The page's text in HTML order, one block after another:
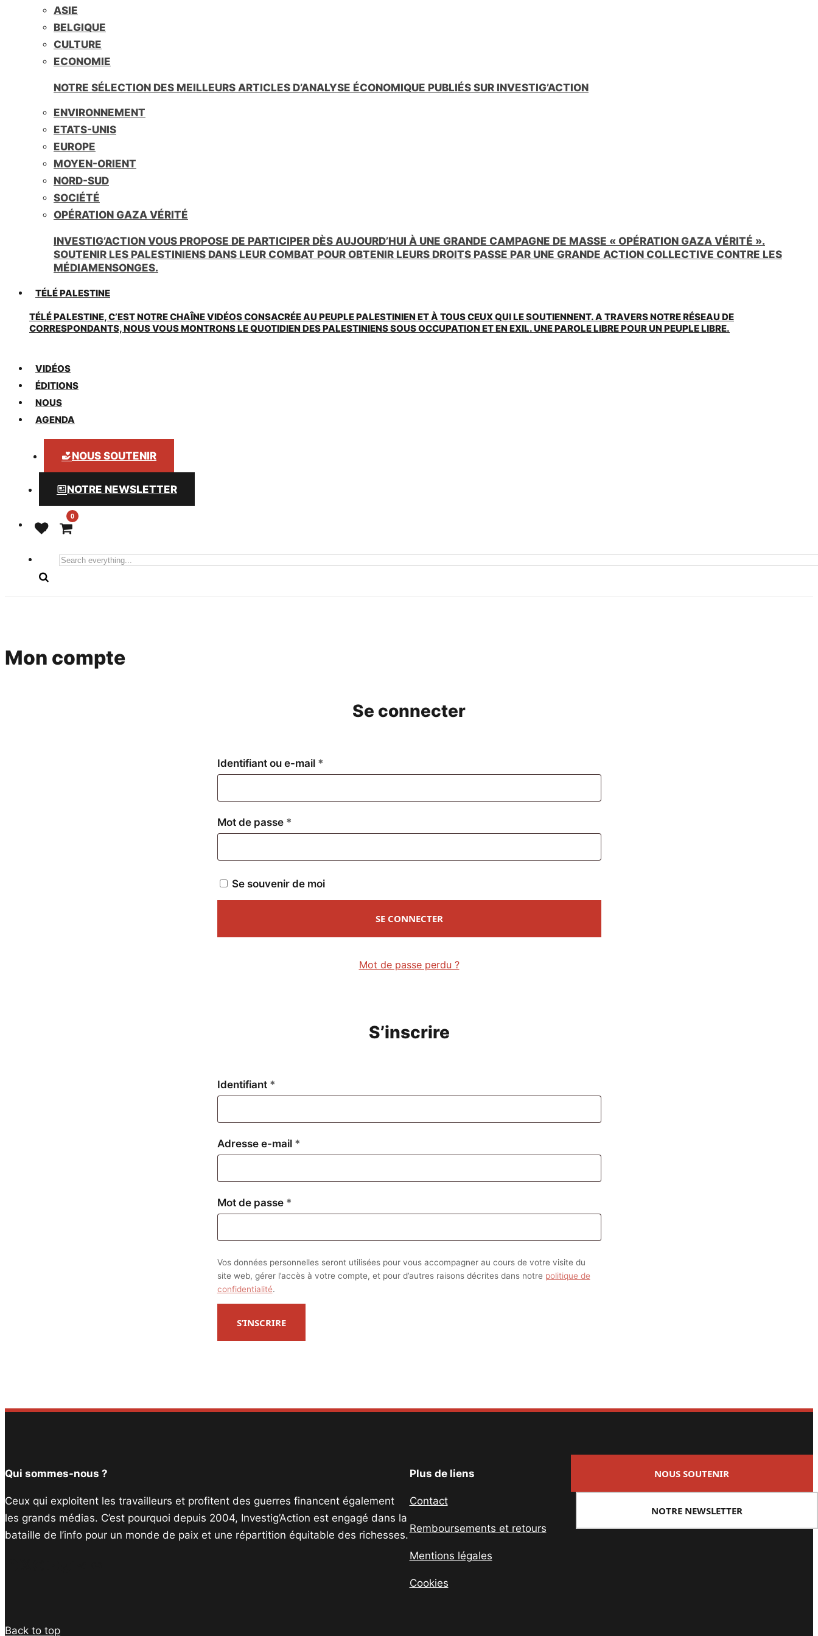
ASIE
BELGIQUE
CULTURE
ECONOMIE
NOTRE SÉLECTION DES MEILLEURS ARTICLES D’ANALYSE ÉCONOMIQUE PUBLIÉS SUR INVESTIG’ACTION
ENVIRONNEMENT
ETATS-UNIS
EUROPE
MOYEN-ORIENT
NORD-SUD
SOCIÉTÉ
OPÉRATION GAZA VÉRITÉ
INVESTIG’ACTION VOUS PROPOSE DE PARTICIPER DÈS AUJOURD’HUI À UNE GRANDE CAMPAGNE DE MASSE « OPÉRATION GAZA VÉRITÉ ».
SOUTENIR LES PALESTINIENS DANS LEUR COMBAT POUR OBTENIR LEURS DROITS PASSE PAR UNE GRANDE ACTION COLLECTIVE CONTRE LES
MÉDIAMENSONGES.
TÉLÉ PALESTINE
TÉLÉ PALESTINE, C’EST NOTRE CHAÎNE VIDÉOS CONSACRÉE AU PEUPLE PALESTINIEN ET À TOUS CEUX QUI LE SOUTIENNENT. A TRAVERS NOTRE RÉSEAU DE
CORRESPONDANTS, NOUS VOUS MONTRONS LE QUOTIDIEN DES PALESTINIENS SOUS OCCUPATION ET EN EXIL. UNE PAROLE LIBRE POUR UN PEUPLE LIBRE.
VIDÉOS
ÉDITIONS
NOUS
AGENDA
NOUS SOUTENIR
NOTRE NEWSLETTER
0
Search
Mon compte
Se connecter
Identifiant ou e-mail *
Mot de passe *
Se souvenir de moi
SE CONNECTER
Mot de passe perdu ?
S’inscrire
Identifiant *
Adresse e-mail *
Mot de passe *
Vos données personnelles seront utilisées pour vous accompagner au cours de votre visite du
site web, gérer l’accès à votre compte, et pour d’autres raisons décrites dans notre politique de
confidentialité.
S’INSCRIRE
Qui sommes-nous ?
Ceux qui exploitent les travailleurs et profitent des guerres financent également
les grands médias. C’est pourquoi depuis 2004, Investig’Action est engagé dans la
bataille de l’info pour un monde de paix et une répartition équitable des richesses.
Plus de liens
Contact
Remboursements et retours
Mentions légales
Cookies
NOUS SOUTENIR
NOTRE NEWSLETTER
Back to top